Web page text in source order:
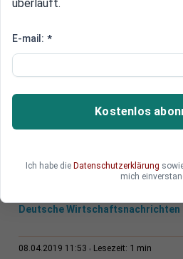
Schädliche Geldpolitik
Deutsche Banken
zur Rücknahme
auf
Die deutschen Banken
Deutsche Wirtschaftsnachrichten
08.04.2019 11:53 Lesezeit: 1 min
überläuft.
E-mail: *
Kostenlos
Ich habe die Datenschutzerklärung
mich